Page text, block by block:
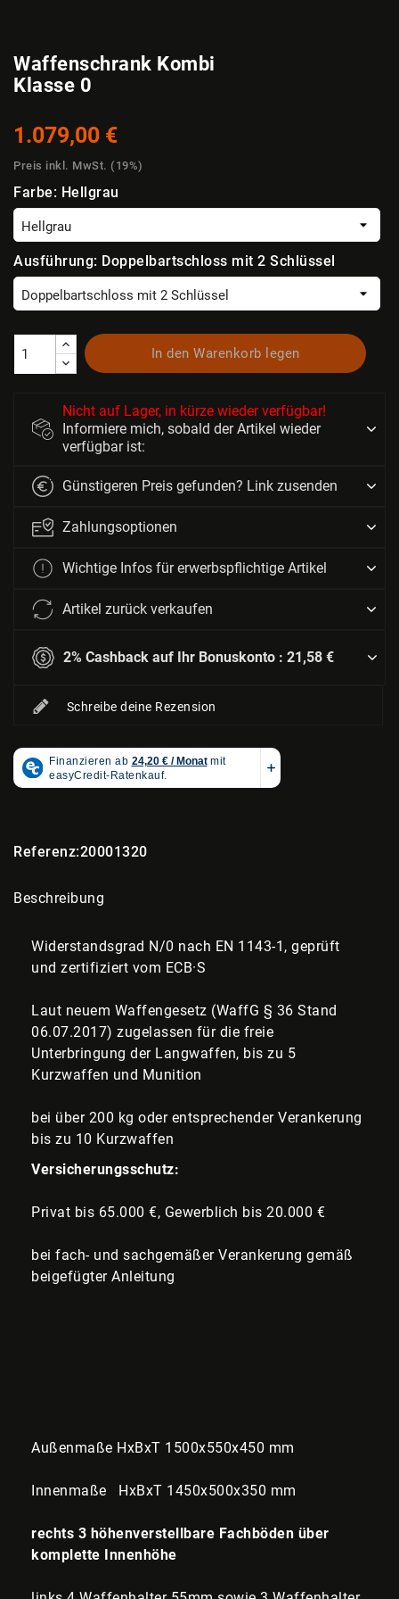
Waffenschrank Kombi
Klasse 0
1.079,00 €
Preis inkl. MwSt. (19%)
Farbe: Hellgrau
Ausführung: Doppelbartschloss mit 2 Schlüssel
In den Warenkorb legen
Nicht auf Lager, in kürze wieder verfügbar!
Informiere mich, sobald der Artikel wieder
verfügbar ist:
Günstigeren Preis gefunden? Link zusenden
Zahlungsoptionen
Wichtige Infos für erwerbspflichtige Artikel
Artikel zurück verkaufen
2% Cashback auf Ihr Bonuskonto : 21,58 €
Schreibe deine Rezension
Referenz:20001320
Beschreibung
Widerstandsgrad N/0 nach EN 1143-1, geprüft
und zertifiziert vom ECB·S
Laut neuem Waffengesetz (WaffG § 36 Stand
06.07.2017) zugelassen für die freie
Unterbringung der Langwaffen, bis zu 5
Kurzwaffen und Munition
bei über 200 kg oder entsprechender Verankerung
bis zu 10 Kurzwaffen
Versicherungsschutz:
Privat bis 65.000 €, Gewerblich bis 20.000 €
bei fach- und sachgemäßer Verankerung gemäß
beigefügter Anleitung
Außenmaße HxBxT 1500x550x450 mm
Innenmaße HxBxT 1450x500x350 mm
rechts 3 höhenverstellbare Fachböden über
komplette Innenhöhe